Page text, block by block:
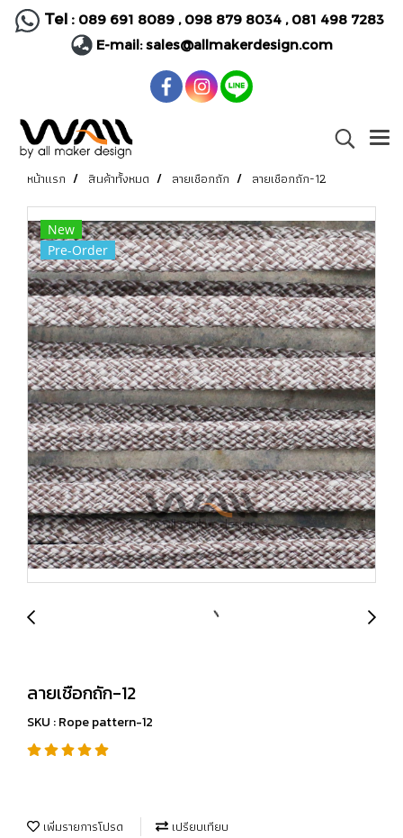
Tel : 089 691 8089, 098 879 8034 , 081 498 7283
E-mail:sales@allmakerdesign.com
หน้าแรก สินค้าทั้งหมด ลายเชือกถัก ลายเชือกถัก-12
New
Pre-Order
ลายเชือกถัก-12
SKU : Rope pattern-12
เพิ่มรายการโปรด เปรียบเทียบ